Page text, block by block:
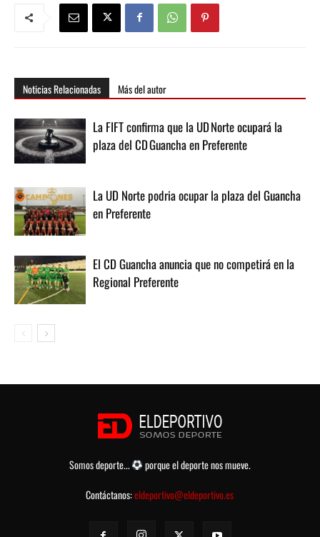
Noticias Relacionadas Más del autor
La FIFT confirma que la UD Norte ocupará la
plaza del CD Guancha en Preferente
La UD Norte podria ocupar la plaza del Guancha
en Preferente
El CD Guancha anuncia que no competirá en la
Regional Preferente
Somos deporte...
porque el deporte nos mueve.
Contáctanos:eldeportivo@eldeportivo.es